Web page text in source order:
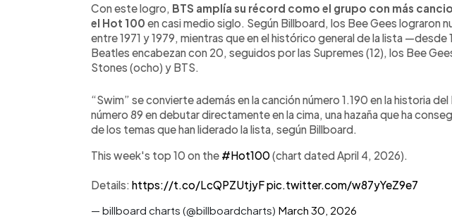
Con este logro, BTS amplía su récord como el grupo con más
el Hot 100 en casi medio siglo. Según Billboard, los Bee Gees lograron
entre 1971 y 1979, mientras que en el histórico general de la lista —desde
Beatles encabezan con 20, seguidos por las Supremes (12), los Bee
Stones (ocho) y BTS.
“Swim” se convierte además en la canción número 1.190 en la historia
número 89 en debutar directamente en la cima, una hazaña que ha
de los temas que han liderado la lista, según Billboard.
This week's top 10 on the #Hot100(chart dated April 4, 2026).
Details: https://t.co/LcQPZUtjyFpic.twitter.com/w87yYeZ9e7
— billboard charts (@billboardcharts) March 30, 2026